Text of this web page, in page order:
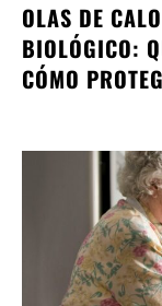
OLAS DE
BIOLÓGICO:
CÓMO